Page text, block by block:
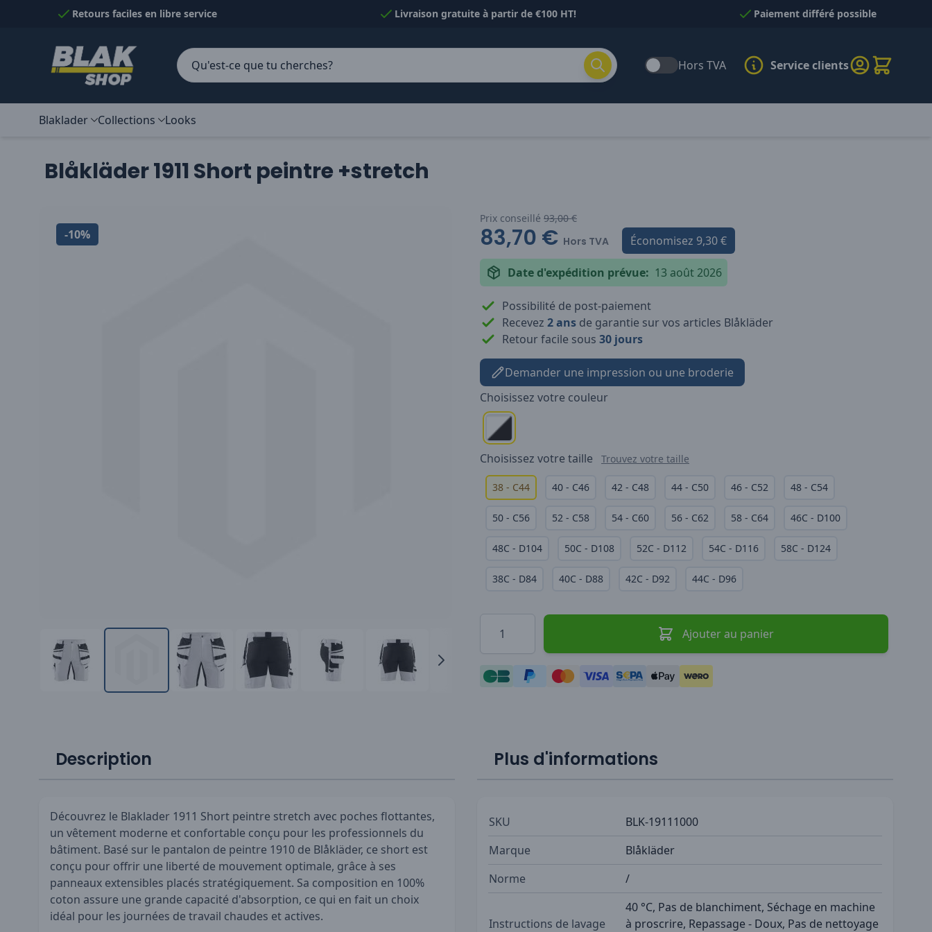
Passer au contenuRetours faciles en libre service Livraison gratuite à partir de €100 HT! Paiement différé possible
Hors TVA Service clients
Blaklader Collections Looks
Blåkläder 1911 Short peintre +stretch
-10%
Prix conseillé 93,00 €
83,70 € Hors TVA Économisez 9,30 €
Date d'expédition prévue: 13 août 2026
Possibilité de post-paiement
Recevez 2 ans de garantie sur vos articles Blåkläder
Retour facile sous 30 jours
Demander une impression ou une broderie
Choisissez votre couleur
Choisissez votre taille Trouvez votre taille
38 - C44 40 - C46 42 - C48 44 - C50 46 - C52 48 - C54
50 - C56 52 - C58 54 - C60 56 - C62 58 - C64 46C - D100
48C - D104 50C - D108 52C - D112 54C - D116 58C - D124
38C - D84 40C - D88 42C - D92 44C - D96
Ajouter au panier
Description
Découvrez le Blaklader 1911 Short peintre stretch avec poches flottantes,
un vêtement moderne et confortable conçu pour les professionnels du
bâtiment. Basé sur le pantalon de peintre 1910 de Blåkläder, ce short est
conçu pour offrir une liberté de mouvement optimale, grâce à ses
panneaux extensibles placés stratégiquement. Sa composition en 100%
coton assure une grande capacité d'absorption, ce qui en fait un choix
idéal pour les journées de travail chaudes et actives.
Plus d'informations
SKU
BLK-19111000
Marque
Blåkläder
Norme
/
Instructions de lavage
40 °C, Pas de blanchiment, Séchage en machine
à proscrire, Repassage - Doux, Pas de nettoyage